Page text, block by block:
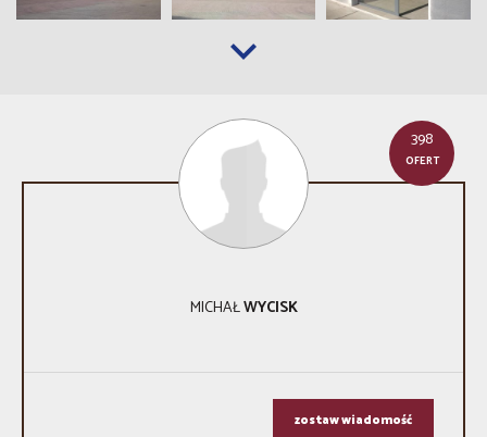
398
OFERT
MICHAŁWYCISK
zostaw wiadomość